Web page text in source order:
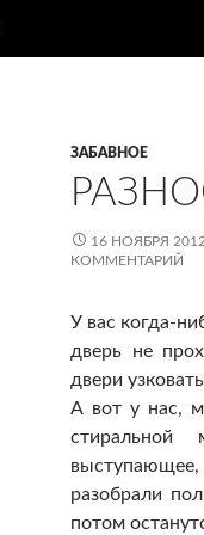
ЗАБАВНОЕ
16 НОЯБРЯ 2012
КОММЕНТАРИЙ
У вас когда-
дверь не
двери
А вот у нас,
разобрали
потом